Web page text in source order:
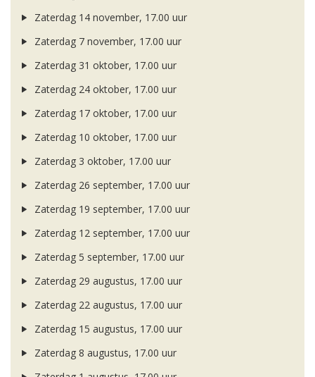
Zaterdag 14 november, 17.00 uur
Zaterdag 7 november, 17.00 uur
Zaterdag 31 oktober, 17.00 uur
Zaterdag 24 oktober, 17.00 uur
Zaterdag 17 oktober, 17.00 uur
Zaterdag 10 oktober, 17.00 uur
Zaterdag 3 oktober, 17.00 uur
Zaterdag 26 september, 17.00 uur
Zaterdag 19 september, 17.00 uur
Zaterdag 12 september, 17.00 uur
Zaterdag 5 september, 17.00 uur
Zaterdag 29 augustus, 17.00 uur
Zaterdag 22 augustus, 17.00 uur
Zaterdag 15 augustus, 17.00 uur
Zaterdag 8 augustus, 17.00 uur